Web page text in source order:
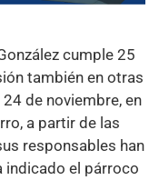
cumple 25
también en otras
de noviembre, en
a partir de las
responsables han
indicado el párroco